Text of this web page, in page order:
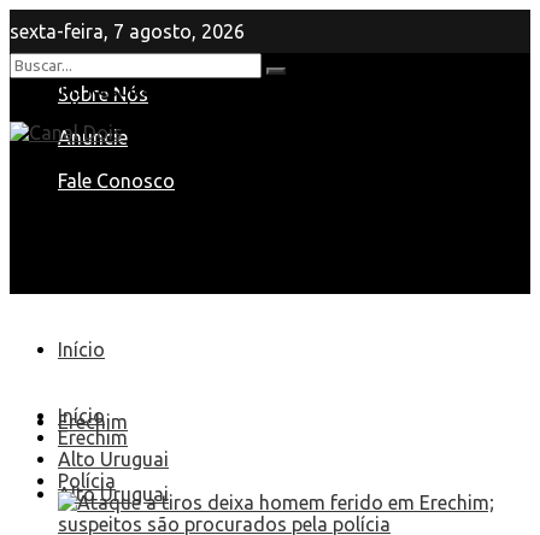
sexta-feira, 7 agosto, 2026
Sobre Nós
Anuncie
Fale Conosco
Nenhum Resultado
View All Result
Início
Erechim
Alto Uruguai
Início
Erechim
Alto Uruguai
Polícia